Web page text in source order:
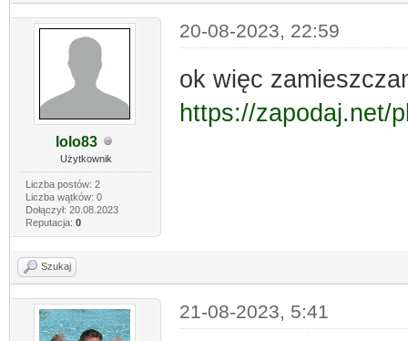
lolo83
Użytkownik
Liczba postów: 2
Liczba wątków: 0
Dołączył: 20.08.2023
Reputacja: 0
20-08-2023, 22:59
ok więc
https://zapodaj.net/
Szukaj
21-08-2023, 5:41